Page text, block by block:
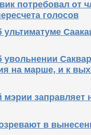
потребовал от
голосов
ультиматуме
увольнении
на марше, и к
мэрии
в